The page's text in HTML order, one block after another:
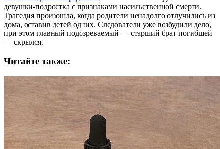
девушки-подростка с признаками насильственной смерти.
Трагедия произошла, когда родители ненадолго отлучились из
дома, оставив детей одних. Следователи уже возбудили дело,
при этом главный подозреваемый — старший брат погибшей
— скрылся.
Читайте также: